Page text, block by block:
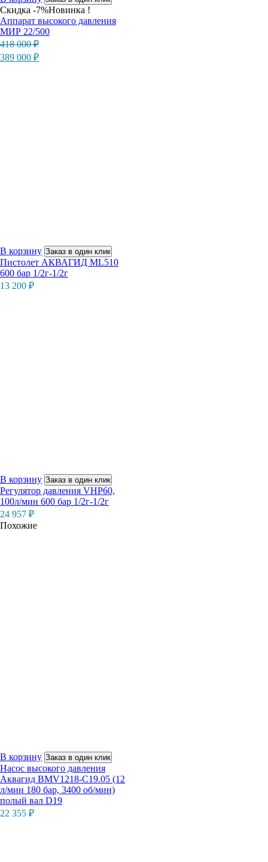
Скидка -7%Новинка !
Аппарат высокого давления
МИР 22/500
418 000₽
Первоначальная
цена
составляла
389 000 ₽
Текущая
цена:
389
В корзину Заказ в один клик
Пистолет АКВАГИД ML510
600 бар 1/2г-1/2г
13 200 ₽
В корзину Заказ в один клик
Регулятор давления VHP60,
100л/мин 600 бар 1/2г-1/2г
24 957 ₽
Похожие
В корзину Заказ в один клик
Насос высокого давления
Аквагид BMV1218-C19.05 (12
л/мин 180 бар, 3400 об/мин)
полый вал D19
22 355 ₽